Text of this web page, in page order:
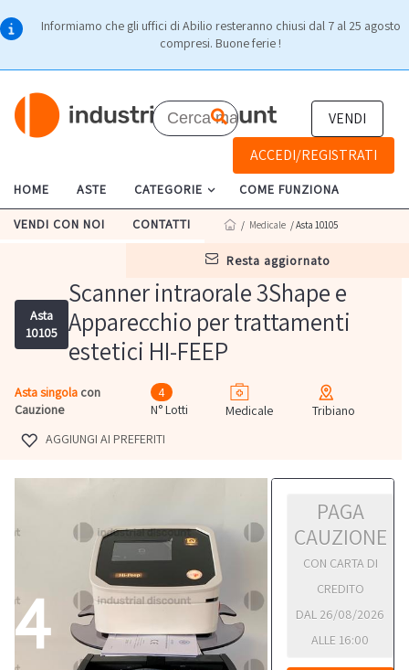
Informiamo che gli uffici di Abilio resteranno chiusi dal 7 al 25 agosto
compresi. Buone ferie !
VENDI
ACCEDI/REGISTRATI
HOME ASTE CATEGORIE COME FUNZIONA
VENDI CON NOI CONTATTI
resta aggiornato
/ Medicale / Asta 10105
Asta
10105
Scanner intraorale 3Shape e
Apparecchio per trattamenti
estetici HI-FEEP
Asta singola con
Cauzione
4
N° Lotti
Medicale
Tribiano
AGGIUNGI AI PREFERITI
4
PAGA
CAUZIONE
CON CARTA DI
CREDITO
DAL 26/08/2026
ALLE 16:00